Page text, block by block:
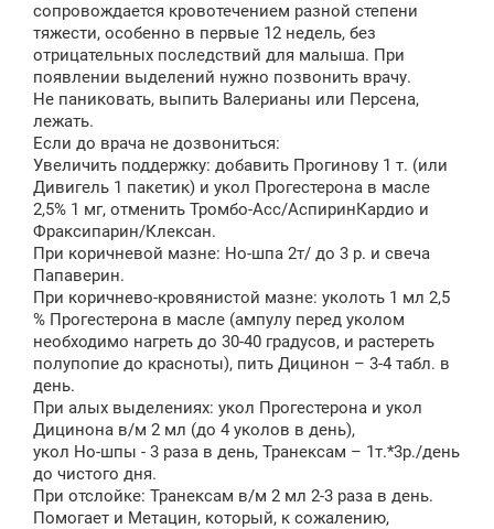
сопровождается кровотечением разной степени
тяжести, особенно в первые 12 недель, без
отрицательных последствий для малыша. При
появлении выделений нужно позвонить врачу.
Не паниковать, выпить Валерианы или Персена,
лежать.
Если до врача не дозвониться:
Увеличить поддержку: добавить Прогинову 1 т. (или
Дивигель 1 пакетик) и укол Прогестерона в масле
2,5% 1 мг, отменить Тромбо-Асс/АспиринКардио и
Фраксипарин/Клексан.
При коричневой мазне: Но-шпа 2т/ до 3 р. и свеча
Папаверин.
При коричнево-кровянистой мазне: уколоть 1 мл 2,5
% Прогестерона в масле (ампулу перед уколом
необходимо нагреть до 30-40 градусов, и растереть
полупопие до красноты), пить Дицинон – 3-4 табл. в
день.
При алых выделениях: укол Прогестерона и укол
Дицинона в/м 2 мл (до 4 уколов в день),
укол Но-шпы - 3 раза в день, Транексам – 1т.*3р./день
до чистого дня.
При отслойке: Транексам в/м 2 мл 2-3 раза в день.
Помогает и Метацин, который, к сожалению,